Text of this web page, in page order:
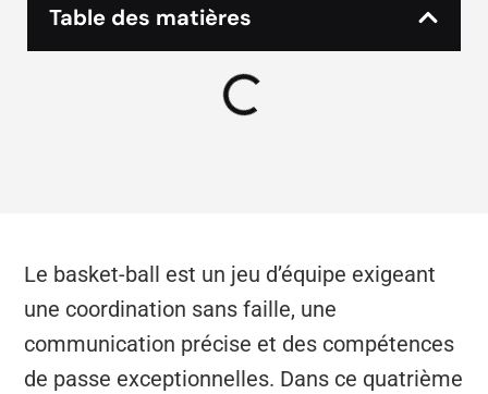
Table des matières
Le basket-ball est un jeu d’équipe exigeant
une coordination sans faille, une
communication précise et des compétences
de passe exceptionnelles. Dans ce quatrième